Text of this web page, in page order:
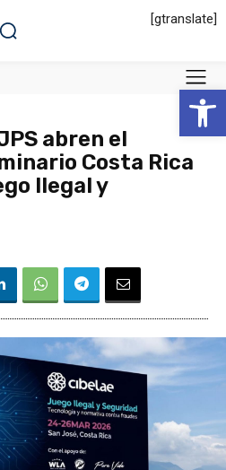
Abrir
[gtranslate]
abren el
Costa Rica
Ilegal y